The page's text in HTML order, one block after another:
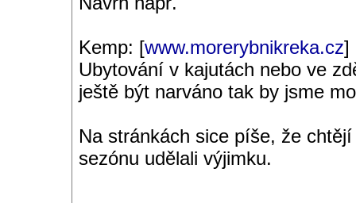
Kemp: [www.morerybnikreka.cz]
Ubytování v kajutách nebo ve
ještě být narváno tak by jsme
Na stránkách sice píše, že
sezónu udělali výjimku.